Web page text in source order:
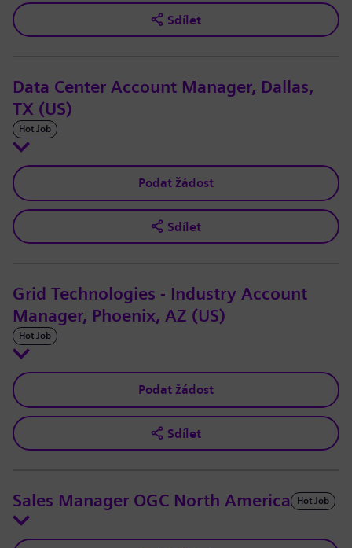
Sdílet
Data Center Account Manager, Dallas,
TX (US)
Hot Job
Podat žádost
Sdílet
Grid Technologies - Industry Account
Manager, Phoenix, AZ (US)
Hot Job
Podat žádost
Sdílet
Sales Manager OGC North America Hot Job